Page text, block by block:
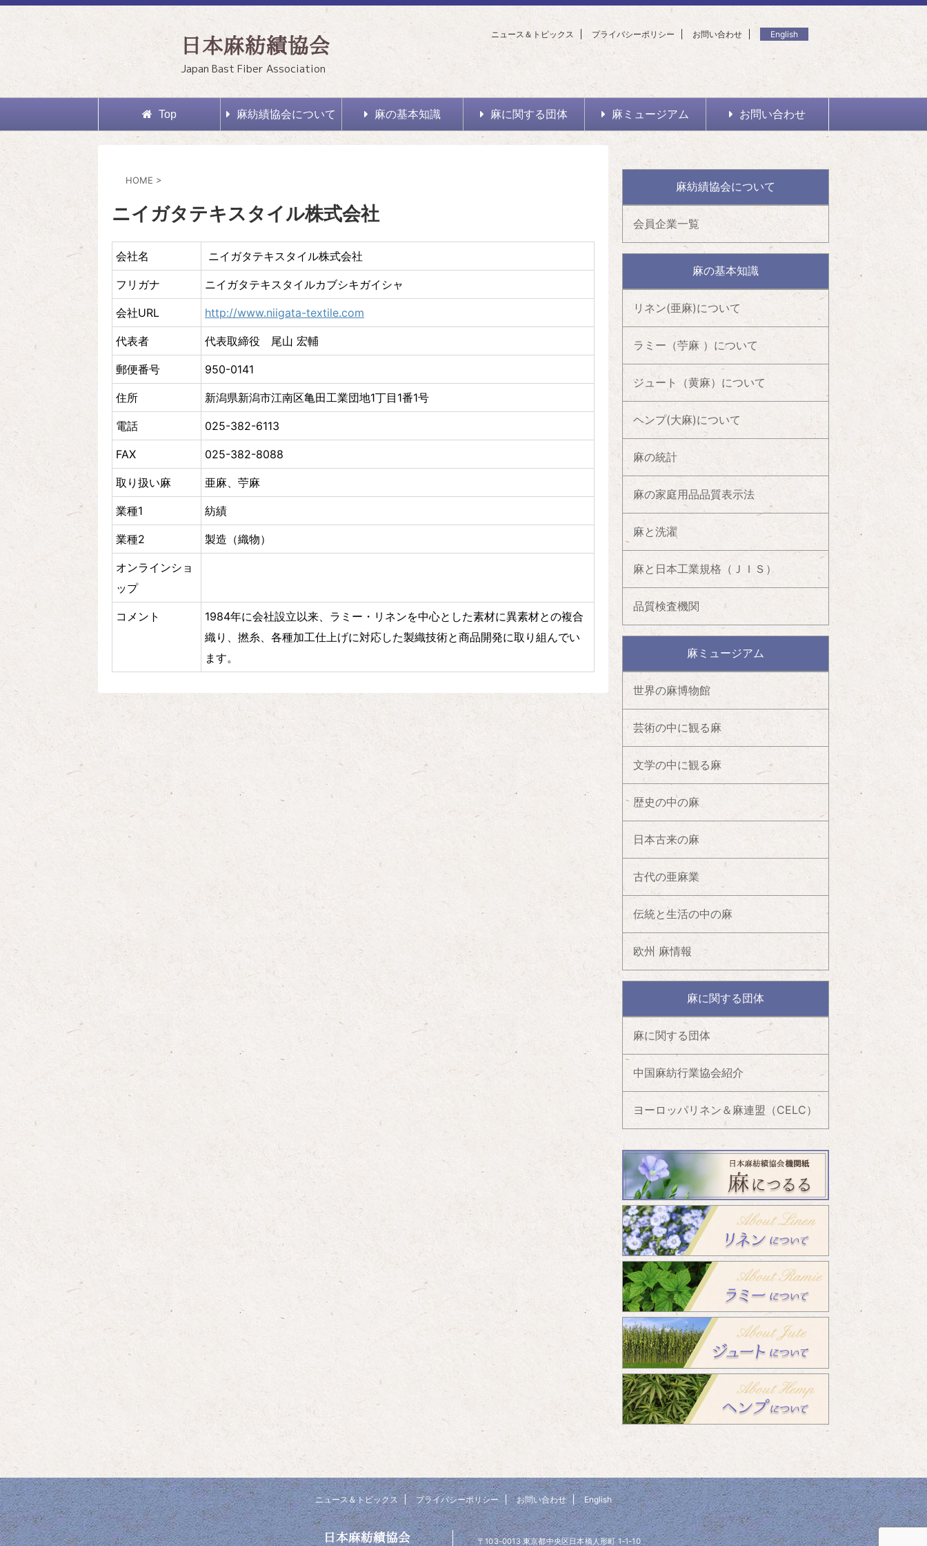
日本麻紡績協会
Japan Bast Fiber Association
ニュース＆トピックス プライバシーポリシー お問い合わせ English
Top 麻紡績協会について 麻の基本知識 麻に関する団体 麻ミュージアム お問い合わせ
HOME >
ニイガタテキスタイル株式会社
会社名 ニイガタテキスタイル株式会社
フリガナ ニイガタテキスタイルカブシキガイシャ
会社URL http://www.niigata-textile.com
代表者 代表取締役 尾山 宏輔
郵便番号 950-0141
住所 新潟県新潟市江南区亀田工業団地1丁目1番1号
電話 025-382-6113
FAX 025-382-8088
取り扱い麻 亜麻、苧麻
業種1 紡績
業種2 製造（織物）
オンラインショ
ップ
コメント
1984年に会社設立以来、ラミー・リネンを中心とした素材に異素材との複合
織り、撚糸、各種加工仕上げに対応した製織技術と商品開発に取り組んでい
ます。
麻紡績協会について
会員企業一覧
麻の基本知識
リネン(亜麻)について
ラミー（苧麻 ）について
ジュート（黄麻）について
ヘンプ(大麻)について
麻の統計
麻の家庭用品品質表示法
麻と洗濯
麻と日本工業規格（ＪＩＳ）
品質検査機関
麻ミュージアム
世界の麻博物館
芸術の中に観る麻
文学の中に観る麻
歴史の中の麻
日本古来の麻
古代の亜麻業
伝統と生活の中の麻
欧州 麻情報
麻に関する団体
麻に関する団体
中国麻紡行業協会紹介
ヨーロッパリネン＆麻連盟（CELC）
ニュース＆トピックス プライバシーポリシー お問い合わせ English
日本麻紡績協会 〒103-0013 東京都中央区日本橋人形町 1-1-10